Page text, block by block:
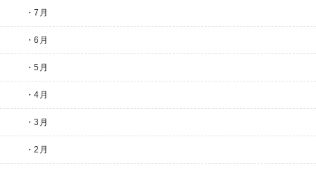
・7月
・6月
・5月
・4月
・3月
・2月